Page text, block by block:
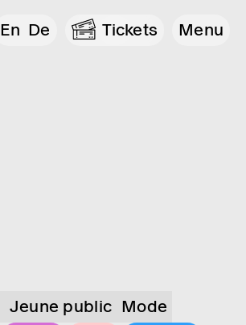
En De Tickets Menu
Jeune public Mode